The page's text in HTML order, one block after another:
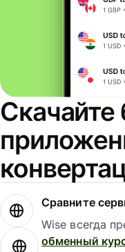
Скачайте
Сравните
Wise всегда
обменный